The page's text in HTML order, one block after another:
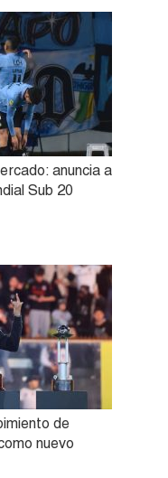
anuncia a
Sub 20
de
nuevo